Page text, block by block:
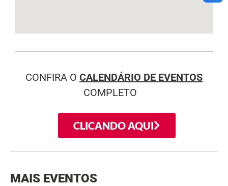
CONFIRA O CALENDÁRIO DE EVENTOS
COMPLETO
CLICANDO AQUI
MAIS EVENTOS